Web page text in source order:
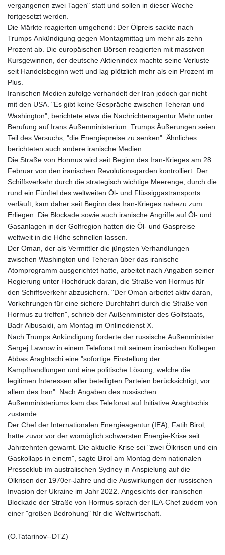
vergangenen zwei Tagen" statt und sollen in dieser Woche
fortgesetzt werden.
Die Märkte reagierten umgehend: Der Ölpreis sackte nach
Trumps Ankündigung gegen Montagmittag um mehr als zehn
Prozent ab. Die europäischen Börsen reagierten mit massiven
Kursgewinnen, der deutsche Aktienindex machte seine Verluste
seit Handelsbeginn wett und lag plötzlich mehr als ein Prozent im
Plus.
Iranischen Medien zufolge verhandelt der Iran jedoch gar nicht
mit den USA. "Es gibt keine Gespräche zwischen Teheran und
Washington", berichtete etwa die Nachrichtenagentur Mehr unter
Berufung auf Irans Außenministerium. Trumps Äußerungen seien
Teil des Versuchs, "die Energiepreise zu senken". Ähnliches
berichteten auch andere iranische Medien.
Die Straße von Hormus wird seit Beginn des Iran-Krieges am 28.
Februar von den iranischen Revolutionsgarden kontrolliert. Der
Schiffsverkehr durch die strategisch wichtige Meerenge, durch die
rund ein Fünftel des weltweiten Öl- und Flüssiggastransports
verläuft, kam daher seit Beginn des Iran-Krieges nahezu zum
Erliegen. Die Blockade sowie auch iranische Angriffe auf Öl- und
Gasanlagen in der Golfregion hatten die Öl- und Gaspreise
weltweit in die Höhe schnellen lassen.
Der Oman, der als Vermittler die jüngsten Verhandlungen
zwischen Washington und Teheran über das iranische
Atomprogramm ausgerichtet hatte, arbeitet nach Angaben seiner
Regierung unter Hochdruck daran, die Straße von Hormus für
den Schiffsverkehr abzusichern. "Der Oman arbeitet aktiv daran,
Vorkehrungen für eine sichere Durchfahrt durch die Straße von
Hormus zu treffen", schrieb der Außenminister des Golfstaats,
Badr Albusaidi, am Montag im Onlinedienst X.
Nach Trumps Ankündigung forderte der russische Außenminister
Sergej Lawrow in einem Telefonat mit seinem iranischen Kollegen
Abbas Araghtschi eine "sofortige Einstellung der
Kampfhandlungen und eine politische Lösung, welche die
legitimen Interessen aller beteiligten Parteien berücksichtigt, vor
allem des Iran". Nach Angaben des russischen
Außenministeriums kam das Telefonat auf Initiative Araghtschis
zustande.
Der Chef der Internationalen Energieagentur (IEA), Fatih Birol,
hatte zuvor vor der womöglich schwersten Energie-Krise seit
Jahrzehnten gewarnt. Die aktuelle Krise sei "zwei Ölkrisen und ein
Gaskollaps in einem", sagte Birol am Montag dem nationalen
Presseklub im australischen Sydney in Anspielung auf die
Ölkrisen der 1970er-Jahre und die Auswirkungen der russischen
Invasion der Ukraine im Jahr 2022. Angesichts der iranischen
Blockade der Straße von Hormus sprach der IEA-Chef zudem von
einer "großen Bedrohung" für die Weltwirtschaft.
(O.Tatarinov--DTZ)